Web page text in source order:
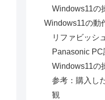
Windows11の
Windows11の動
リファビッシ
Panasonic
Windows11の
参考：購入し
観